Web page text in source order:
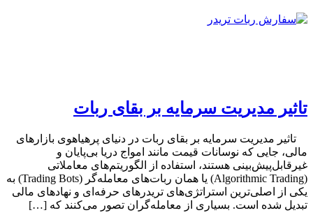
تاثیر مدیریت سرمایه بر بقای ربات
تاثیر مدیریت سرمایه بر بقای ربات در دنیای پرهیاهوی بازارهای
مالی، جایی که نوسانات قیمت مانند امواج دریا بی‌پایان و
غیرقابل‌پیش‌بینی هستند، استفاده از الگوریتم‌های معاملاتی
(Algorithmic Trading) یا همان ربات‌های معامله‌گر (Trading Bots) به
یکی از اصلی‌ترین استراتژی‌های تریدرهای حرفه‌ای و نهادهای مالی
تبدیل شده است. بسیاری از معامله‌گران تصور می‌کنند که […]